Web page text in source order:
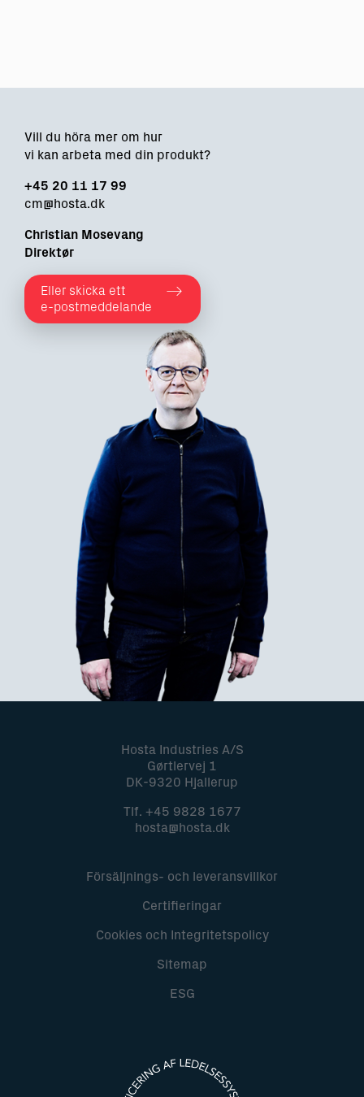
Vill du höra mer om hur
vi kan arbeta med din produkt?
+45 20 11 17 99
cm@hosta.dk
Christian Mosevang
Direktør
Eller skicka ett
e-postmeddelande
Hosta Industries A/S
Gørtlervej 1
DK-9320 Hjallerup
Tlf. +45 9828 1677
hosta@hosta.dk
Försäljnings- och leveransvillkor
Certifieringar
Cookies och Integritetspolicy
Sitemap
ESG